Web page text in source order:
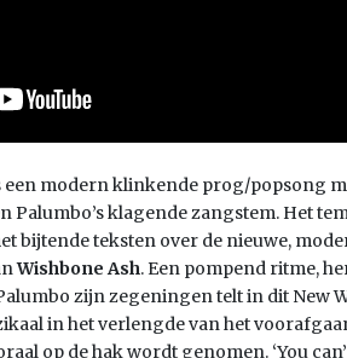
een modern klinkende prog/popsong
Palumbo’s klagende zangstem. Het
bijtende teksten over de nieuwe,
Wishbone Ash. Een pompend ritme,
zijn zegeningen telt in dit New
in het verlengde van het
op de hak wordt genomen. ‘You